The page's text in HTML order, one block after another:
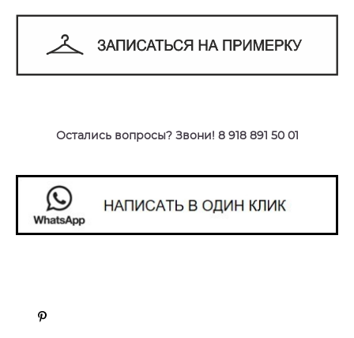
Остались вопросы? Звони! 8 918 891 50 01